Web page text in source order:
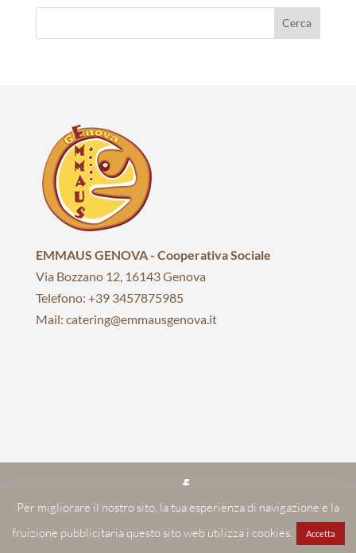
EMMAUS GENOVA - Cooperativa Sociale
Via Bozzano 12, 16143 Genova
Telefono: +39 3457875985
Mail: catering@emmausgenova.it
EMMAUS GENOVA | Società cooperativa sociale | C.F./P.I.:
01070710999
Per migliorare il nostro sito, la tua esperienza di navigazione e la
fruizione pubblicitaria questo sito web utilizza i cookies.
Accetta